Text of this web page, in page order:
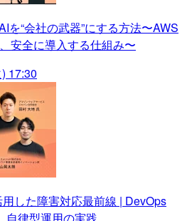
を“会社の武器”にする方法〜AWS
安全に導入する仕組み〜
17:30
用した障害対応最前線 | DevOps
自律型運用の実践